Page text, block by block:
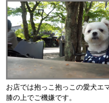
お店では抱っこ抱っこの愛犬エ
膝の上でご機嫌です。